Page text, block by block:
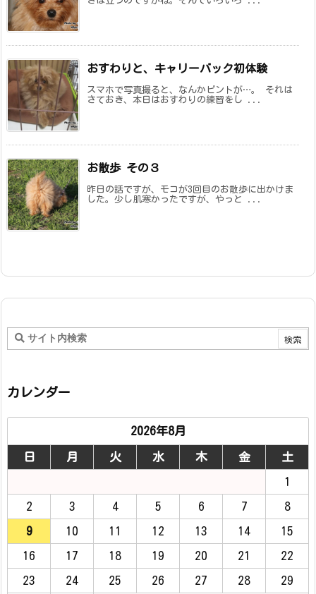
おすわりと、キャリーバック初体験
スマホで写真撮ると、なんかピントが…。 それは
さておき、本日はおすわりの練習をし ...
お散歩 その３
昨日の話ですが、モコが3回目のお散歩に出かけま
した。少し肌寒かったですが、やっと ...
カレンダー
2026年8月
日 月 火 水 木 金 土
1
2 3 4 5 6 7 8
9 10 11 12 13 14 15
16 17 18 19 20 21 22
23 24 25 26 27 28 29